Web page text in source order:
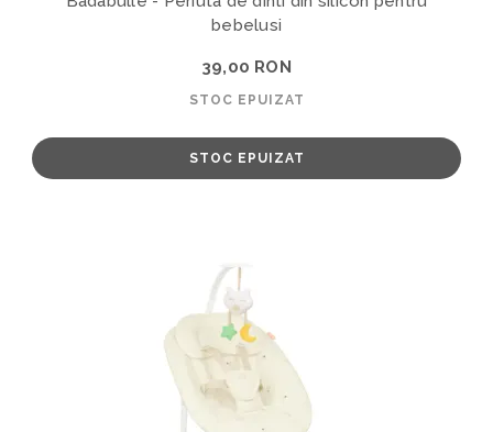
bebelusi
39,00 RON
STOC EPUIZAT
STOC EPUIZAT